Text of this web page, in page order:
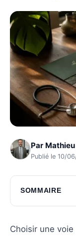
Par
Publié le 10/
SOMMAIRE
Métiers de la
Métiers de
Choisir une